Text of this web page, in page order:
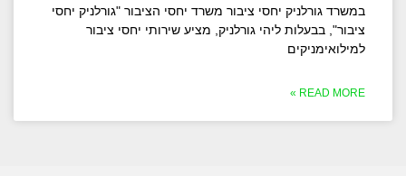
במשרד גורלניק יחסי ציבור משרד יחסי הציבור "גורלניק יחסי
ציבור", בבעלות ליהי גורלניק, מציע שירותי יחסי ציבור
למילואימניקים
READ MORE »